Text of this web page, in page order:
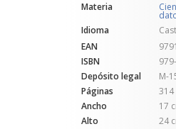
Materia
Idioma
EAN
ISBN
Depósito legal
M-
Páginas
314
Ancho
17
Alto
24